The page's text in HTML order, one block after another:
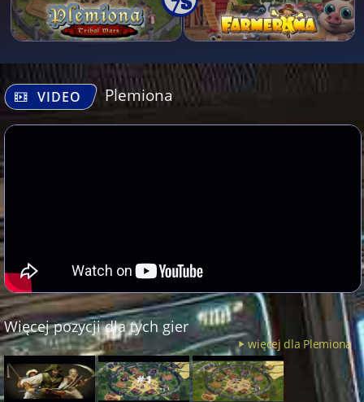
VIDEO Plemiona
Więcej pozycji dla tych gier
więcej dla Plemiona